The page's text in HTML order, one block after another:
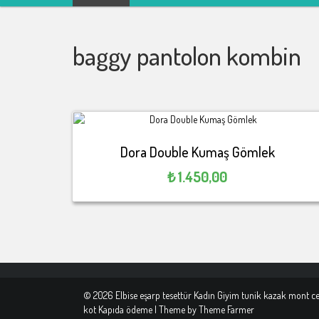
ödeme
baggy pantolon kombin
Dora Double Kumaş Gömlek
₺1.450,00
© 2026 Elbise eşarp tesettür Kadın Giyim tunik kazak mont
kot Kapıda ödeme | Theme byTheme Farmer